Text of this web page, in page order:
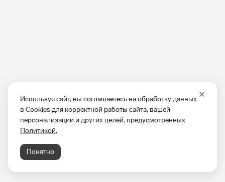
Используя сайт, вы соглашаетесь на обработку данных
в Cookies для корректной работы сайта, вашей
персонализации и других целей, предусмотренных
Политикой.
Понятно